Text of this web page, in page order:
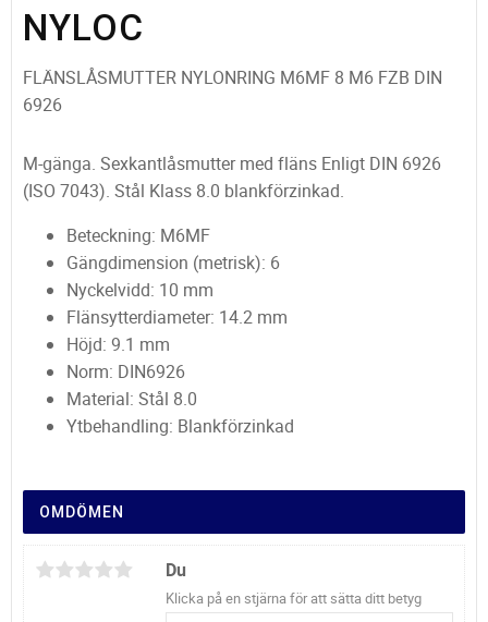
NYLOC
FLÄNSLÅSMUTTER NYLONRING M6MF 8 M6 FZB DIN
6926
M-gänga. Sexkantlåsmutter med fläns Enligt DIN 6926
(ISO 7043). Stål Klass 8.0 blankförzinkad.
Beteckning: M6MF
Gängdimension (metrisk): 6
Nyckelvidd: 10 mm
Flänsytterdiameter: 14.2 mm
Höjd: 9.1 mm
Norm: DIN6926
Material: Stål 8.0
Ytbehandling: Blankförzinkad
OMDÖMEN
Du
Klicka på en stjärna för att sätta ditt betyg